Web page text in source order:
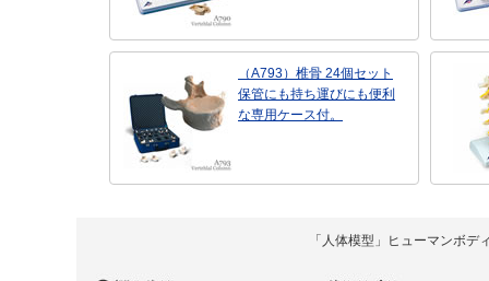
（A793）椎骨 24個セット
保管にも持ち運びにも便利
な専用ケース付。
「人体模型」ヒューマンボ